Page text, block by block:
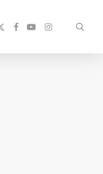
facebook
youtubeinstagram